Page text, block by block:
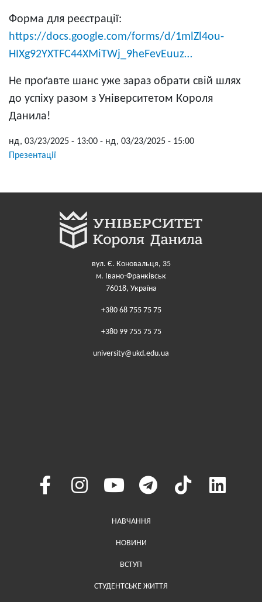
Форма для реєстрації:
https://docs.google.com/forms/d/1mlZl4ou-
HIXg92YXTFC44XMiTWj_9heFevEuuz…
Не проґавте шанс уже зараз обрати свій шлях
до успіху разом з Університетом Короля
Данила!
нд, 03/23/2025 - 13:00 - нд, 03/23/2025 - 15:00
Презентації
вул. Є. Коновальця, 35
м. Івано-Франківськ
76018, Україна
+380 68 755 75 75
+380 99 755 75 75
university@ukd.edu.ua
Меню у хедері
НАВЧАННЯ
НОВИНИ
ВСТУП
СТУДЕНТСЬКЕ ЖИТТЯ